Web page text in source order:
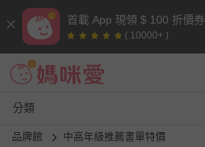
首載 App 現領 $ 100 折價券
( 10000+ )
分類
品牌館 中高年級推薦書單特價